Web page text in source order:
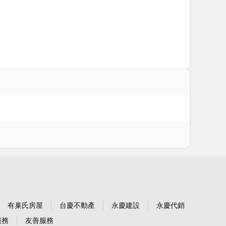
有巢氏房屋 台慶不動產 永慶建設
永慶代銷
友善服務